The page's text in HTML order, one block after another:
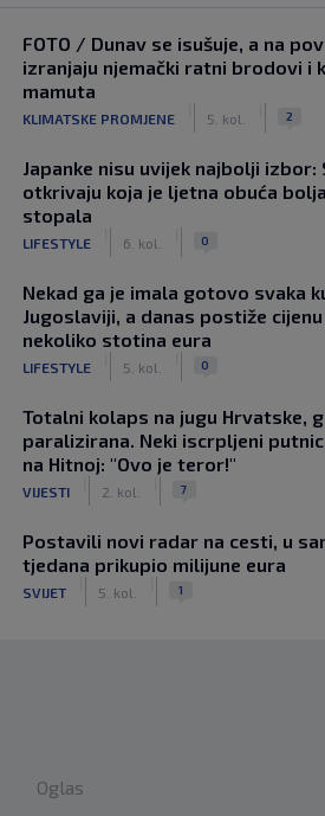
FOTO / Dunav se isušuje, a na
izranjaju njemački ratni brodovi i
mamuta
KLIMATSKE PROMJENE 5. kol. 2
Japanke nisu uvijek najbolji izbor:
otkrivaju koja je ljetna obuća
stopala
LIFESTYLE 6. kol. 0
Nekad ga je imala gotovo svaka
Jugoslaviji, a danas postiže
nekoliko stotina eura
LIFESTYLE 5. kol. 0
Totalni kolaps na jugu Hrvatske,
paralizirana. Neki iscrpljeni
na Hitnoj: "Ovo je teror!"
VIJESTI 2. kol. 7
Postavili novi radar na cesti, u
tjedana prikupio milijune eura
SVIJET 5. kol. 1
Oglas